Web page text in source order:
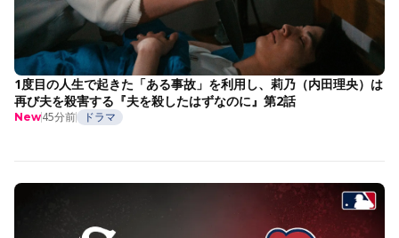
1度目の人生で起きた「ある事故」を利用し、莉乃（内田理央）は
再び夫を殺害する『夫を殺したはずなのに』第2話
New45分前 ドラマ